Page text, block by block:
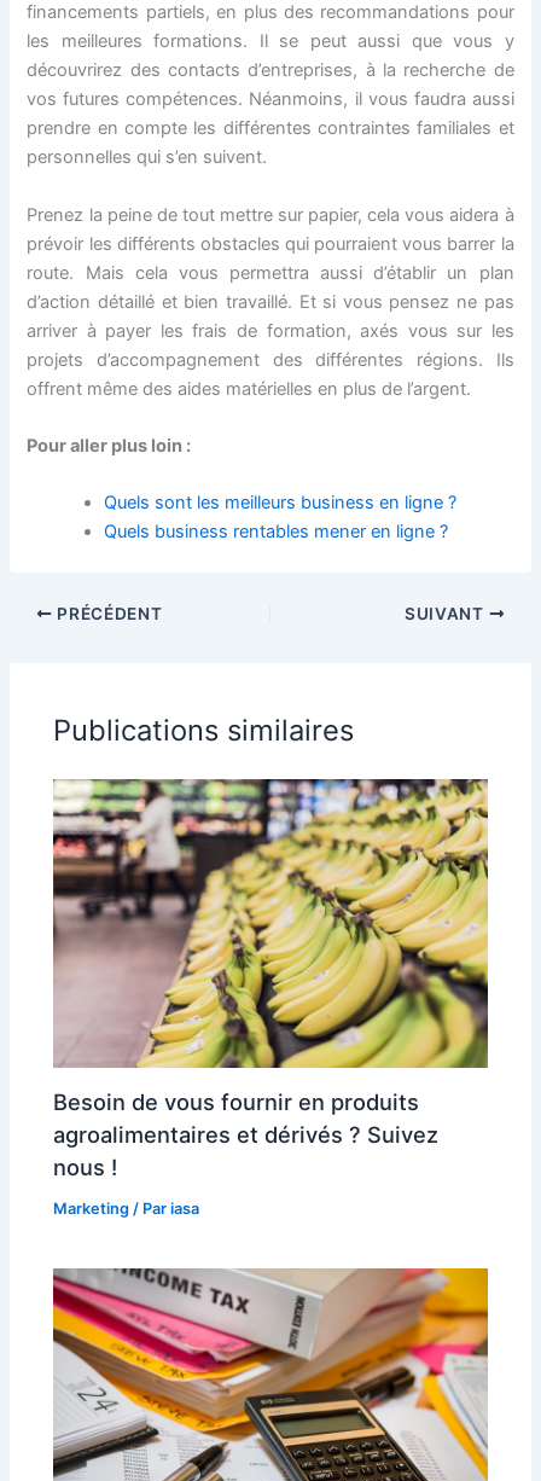
financements partiels, en plus des recommandations pour
les meilleures formations. Il se peut aussi que vous y
découvrirez des contacts d’entreprises, à la recherche de
vos futures compétences. Néanmoins, il vous faudra aussi
prendre en compte les différentes contraintes familiales et
personnelles qui s’en suivent.
Prenez la peine de tout mettre sur papier, cela vous aidera à
prévoir les différents obstacles qui pourraient vous barrer la
route. Mais cela vous permettra aussi d’établir un plan
d’action détaillé et bien travaillé. Et si vous pensez ne pas
arriver à payer les frais de formation, axés vous sur les
projets d’accompagnement des différentes régions. Ils
offrent même des aides matérielles en plus de l’argent.
Pour aller plus loin :
Quels sont les meilleurs business en ligne ?
Quels business rentables mener en ligne ?
PRÉCÉDENT SUIVANT
Publications similaires
Besoin de vous fournir en produits
agroalimentaires et dérivés ? Suivez
nous !
Marketing / Pariasa